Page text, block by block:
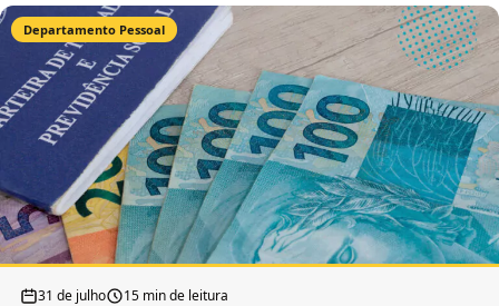
Departamento Pessoal
31 de julho 15 min de leitura